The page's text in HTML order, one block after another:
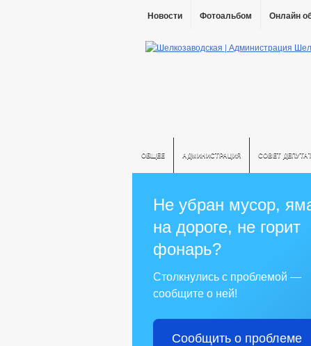
Новости Фотоальбом Онлайн
ОБЩЕЕ АДМИНИСТРАЦИЯ СОВЕТ
Не убран мусор,
на дороге, не горит
фонарь?
Столкнулись с проблемой —
сообщите о ней!
Сообщить о проблеме